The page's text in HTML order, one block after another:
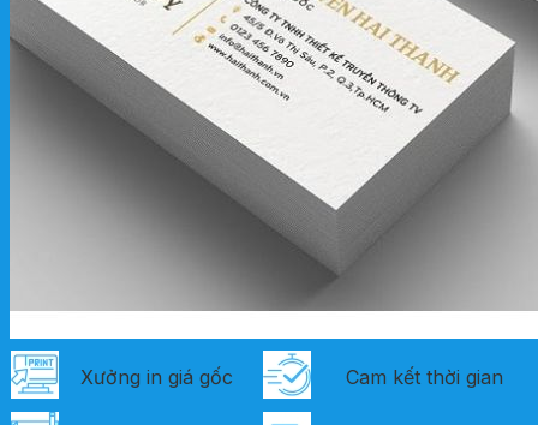
Xưởng in giá gốc Cam kết thời gian